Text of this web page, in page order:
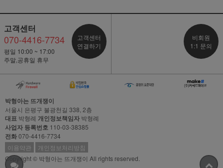
고객센터
070-4416-7734
평일 10:00 ~ 17:00
주말,공휴일 휴무
고객센터
연결하기
비회원
1:1 문의
박형아는 뜨개쟁이
서울시 은평구 불광천길 338, 2층
대표 박형례 개인정보책임자 박형례
사업자 등록번호 110-03-38385
전화070-4416-7734
이용약관
개인정보처리방침
Copyright © 박형아는 뜨개쟁이 All rights reserved.